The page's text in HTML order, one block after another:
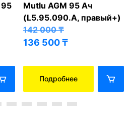
95
Mutlu AGM 95 Ач
(L5.95.090.A, правый+)
142 000₸
136 500₸
Подробнее